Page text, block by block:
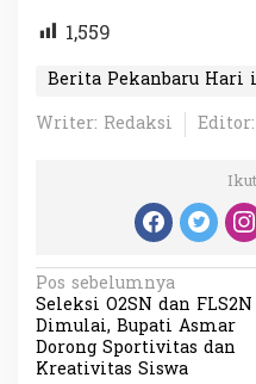
1,559
Berita Pekanbaru Hari
Writer: Redaksi
N
a
v
Pos sebelumnya
Seleksi O2SN dan FLS2N
Dimulai, Bupati Asmar
Dorong Sportivitas dan
Kreativitas Siswa